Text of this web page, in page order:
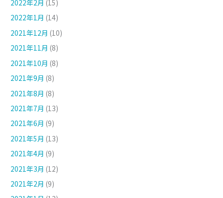
2022年2月 (15)
2022年1月 (14)
2021年12月 (10)
2021年11月 (8)
2021年10月 (8)
2021年9月 (8)
2021年8月 (8)
2021年7月 (13)
2021年6月 (9)
2021年5月 (13)
2021年4月 (9)
2021年3月 (12)
2021年2月 (9)